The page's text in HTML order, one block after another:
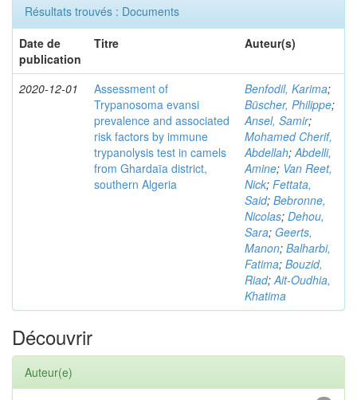
Résultats trouvés : Documents
Date de
publication
Titre Auteur(s)
2020-12-01
Assessment of
Trypanosoma evansi
prevalence and associated
risk factors by immune
trypanolysis test in camels
from Ghardaïa district,
southern Algeria
Benfodil, Karima;
Büscher, Philippe;
Ansel, Samir;
Mohamed Cherif,
Abdellah;Abdelli,
Amine; Van Reet,
Nick; Fettata,
Said; Bebronne,
Nicolas; Dehou,
Sara; Geerts,
Manon; Balharbi,
Fatima; Bouzid,
Riad;Ait-Oudhia,
Khatima
Découvrir
Auteur(e)